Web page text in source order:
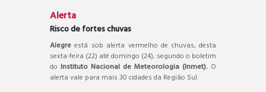
Alerta
Risco de fortes chuvas
Alegreestá sob alerta vermelho de chuvas, desta
sexta-feira (22) até domingo (24), segundo o boletim
do Instituto Nacional de Meteorologia (Inmet). O
alerta vale para mais 30 cidades da Região Sul.